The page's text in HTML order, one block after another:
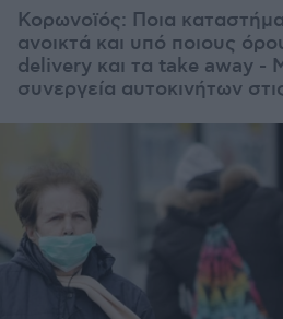
Κορωνοϊός: Ποια
ανοικτά και υπό ποιους
delivery και τα take away -
συνεργεία αυτοκινήτων